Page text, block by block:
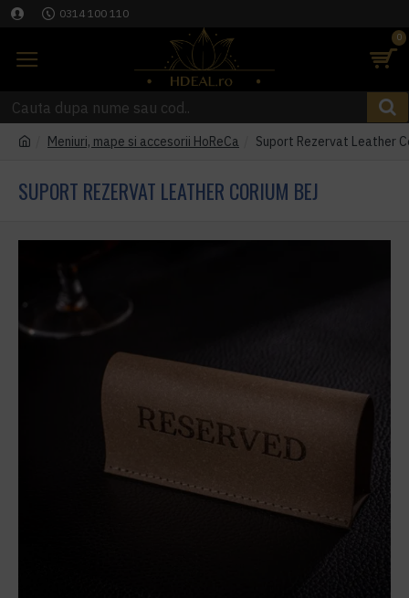
0314 100 110
0
Meniuri, mape si accesorii HoReCa Suport Rezervat Leather
SUPORT REZERVAT LEATHER CORIUM BEJ